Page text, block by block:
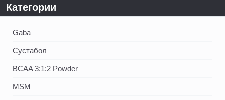
Категории
Gaba
Сустабол
BCAA 3:1:2 Powder
MSM